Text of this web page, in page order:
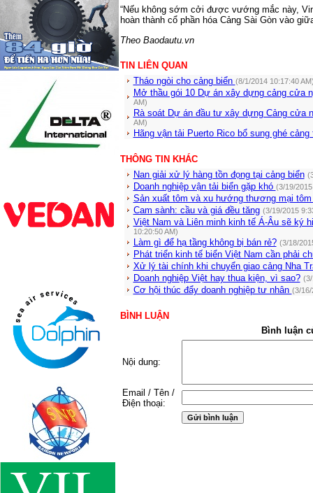
“Nếu không sớm cởi được vướng mắc này,
hoàn thành cổ phần hóa Cảng Sài Gòn vào
Theo Baodautu.vn
TIN LIÊN QUAN
Tháo ngòi cho cảng biển (8/1/2014 10:17:40
Mở thầu gói 10 Dự án xây dựng cảng cửa
AM)
Rà soát Dự án đầu tư xây dựng Cảng cửa
AM)
Hãng vận tải Puerto Rico bổ sung ghé
THÔNG TIN KHÁC
Nan giải xử lý hàng tồn đọng tại cảng biển
Doanh nghiệp vận tải biển gặp khó (3/19/
Sản xuất tôm và xu hướng thương mại
Cam sành: cầu và giá đều tăng (3/19/2015
Việt Nam và Liên minh kinh tế Á-Âu sẽ ký
10:20:50 AM)
Làm gì để hạ tầng không bị bán rẻ? (3/18/
Phát triển kinh tế biển Việt Nam cần phải
Xử lý tài chính khi chuyển giao cảng Nha
Doanh nghiệp Việt hay thua kiện, vì sao?
Cơ hội thúc đẩy doanh nghiệp tư nhân (3/16/
BÌNH LUẬN
Bình luận
Nội dung:
Email / Tên /
Điện thoại: